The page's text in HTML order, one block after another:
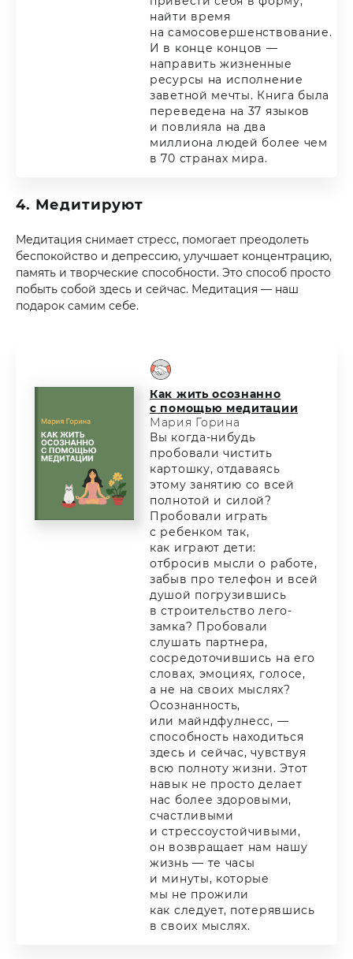
найти время
на самосовершенствование.
И в конце концов —
направить жизненные
ресурсы на исполнение
заветной мечты. Книга была
переведена на 37 языков
и повлияла на два
миллиона людей более чем
в 70 странах мира.
4. Медитируют
Медитация снимает стресс, помогает преодолеть
беспокойство и депрессию, улучшает концентрацию,
память и творческие способности. Это способ просто
побыть собой здесь и сейчас. Медитация — наш
подарок самим себе.
Как жить осознанно
с помощью медитации
Мария Горина
Вы когда-нибудь
пробовали чистить
картошку, отдаваясь
этому занятию со всей
полнотой и силой?
Пробовали играть
с ребенком так,
как играют дети:
отбросив мысли о работе,
забыв про телефон и всей
душой погрузившись
в строительство лего-
замка? Пробовали
слушать партнера,
сосредоточившись на его
словах, эмоциях, голосе,
а не на своих мыслях?
Осознанность,
или майндфулнесс, —
способность находиться
здесь и сейчас, чувствуя
всю полноту жизни. Этот
навык не просто делает
нас более здоровыми,
счастливыми
и стрессоустойчивыми,
он возвращает нам нашу
жизнь — те часы
и минуты, которые
мы не прожили
как следует, потерявшись
в своих мыслях.